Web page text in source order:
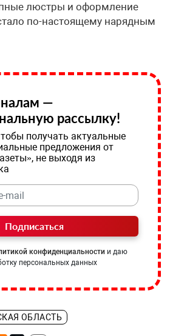
люстры и оформление
по-настоящему нарядным
—
рассылку!
получать актуальные
предложения от
не выходя из
Подписаться
конфиденциальности и даю
персональных данных
ОБЛАСТЬ